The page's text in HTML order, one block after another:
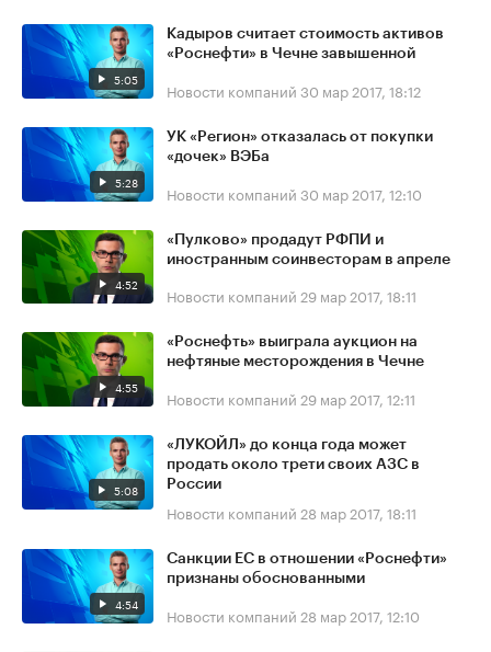
5:05
Кадыров считает стоимость активов
«Роснефти» в Чечне завышенной
Новости компаний 30 мар 2017, 18:12
5:28
УК «Регион» отказалась от покупки
«дочек» ВЭБа
Новости компаний 30 мар 2017, 12:10
4:52
«Пулково» продадут РФПИ и
иностранным соинвесторам в апреле
Новости компаний 29 мар 2017, 18:11
4:55
«Роснефть» выиграла аукцион на
нефтяные месторождения в Чечне
Новости компаний 29 мар 2017, 12:11
5:08
«ЛУКОЙЛ» до конца года может
продать около трети своих АЗС в
России
Новости компаний 28 мар 2017, 18:11
4:54
Санкции ЕС в отношении «Роснефти»
признаны обоснованными
Новости компаний 28 мар 2017, 12:10